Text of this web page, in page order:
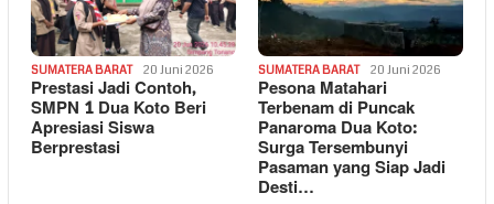
SUMATERA BARAT 20 Juni 2026
Prestasi Jadi Contoh,
SMPN 1 Dua Koto Beri
Apresiasi Siswa
Berprestasi
SUMATERA BARAT 20 Juni 2026
Pesona Matahari
Terbenam di Puncak
Panaroma Dua Koto:
Surga Tersembunyi
Pasaman yang Siap Jadi
Desti…